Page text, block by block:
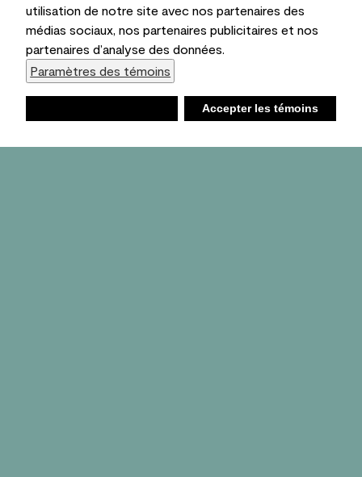
utilisation de notre site avec nos partenaires des
médias sociaux, nos partenaires publicitaires et nos
partenaires d’analyse des données.
Paramètres des témoins
Accepter les témoins
Liste d’achats